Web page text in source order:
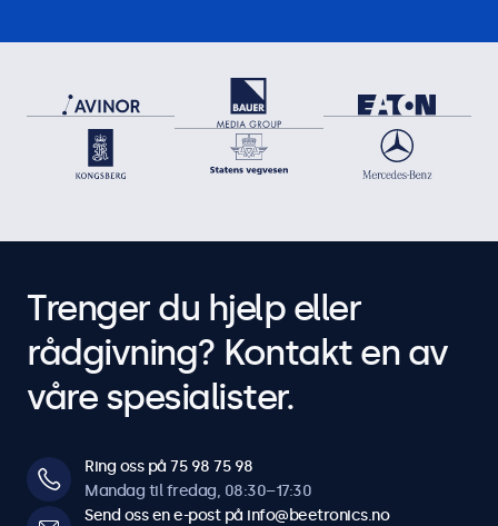
Trenger du hjelp eller
rådgivning? Kontakt en av
våre spesialister.
Ring oss på 75 98 75 98
Mandag til fredag, 08:30–17:30
Send oss en e-post på info@beetronics.no